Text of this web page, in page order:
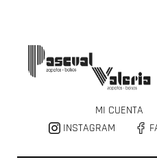
MI CUENTA
INSTAGRAM